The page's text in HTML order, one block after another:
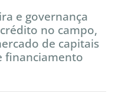
e governança
no campo,
de capitais
financiamento